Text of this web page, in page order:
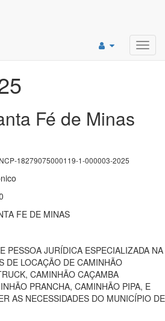
Fé de Minas
18279075000119-1-000003-2025
FE DE MINAS
PESSOA JURÍDICA ESPECIALIZADA NA
DE LOCAÇÃO DE CAMINHÃO
CAMINHÃO CAÇAMBA
PRANCHA, CAMINHÃO PIPA, E
AS NECESSIDADES DO MUNICÍPIO DE